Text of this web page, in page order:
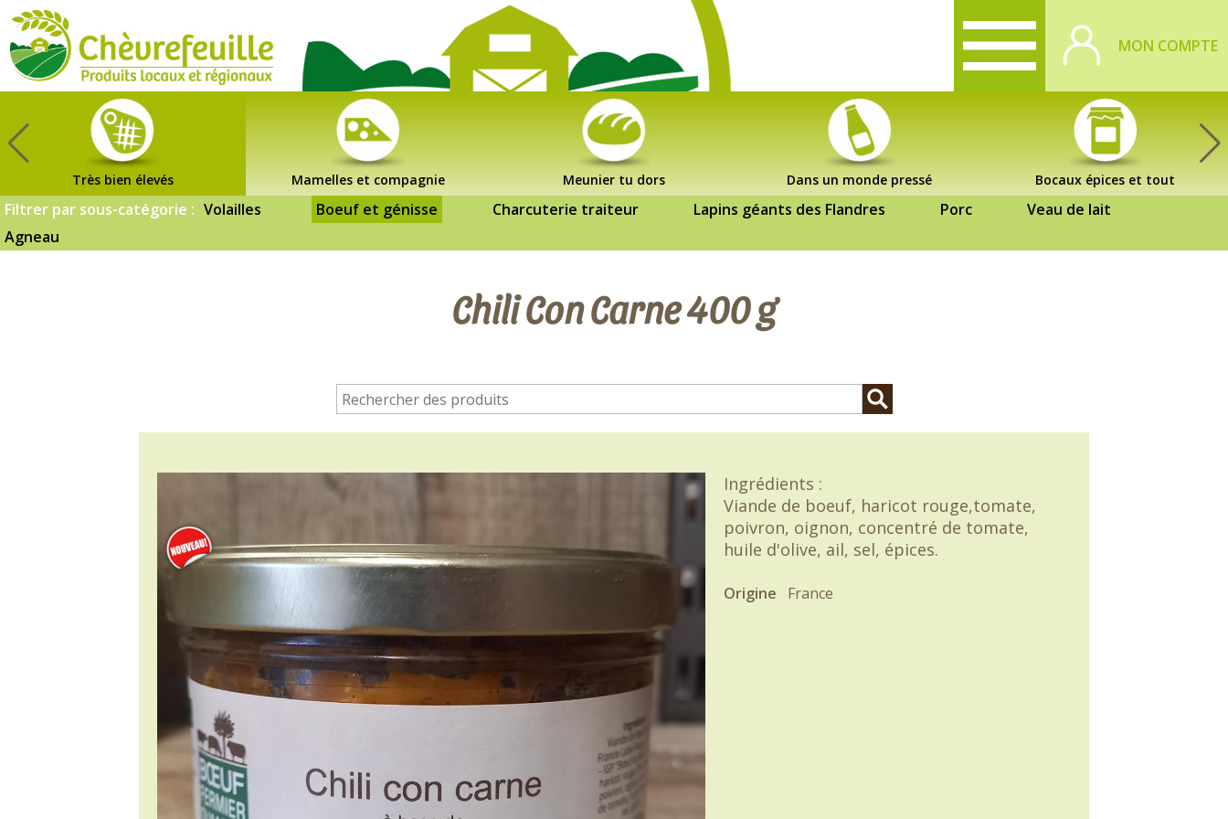
MON COMPTE
Très bien élevés Mamelles et compagnie Meunier tu dors Dans un monde pressé Bocaux épices et tout
Filtrer par sous-catégorie : Volailles Boeuf et génisse Charcuterie traiteur Lapins géants des Flandres Porc
Veau de lait
Agneau
Chili Con Carne 400 g
Ingrédients :
Viande de boeuf, haricot rouge,tomate,
poivron, oignon, concentré de tomate,
huile d'olive, ail, sel, épices.
Origine France